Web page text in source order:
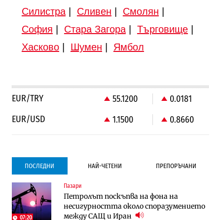
Силистра| Сливен Смолян
София
Стара Загора| Търговище|
Хасково| Шумен Ямбол
EUR/TRY 55.1200
0.0181
EUR/USD
1.1500 0.8660
ПОСЛЕДНИ НАЙ-ЧЕТЕНИ ПРЕПОРЪЧАНИ
07:20
Пазари
Петролът поскъпва на фона на
несигурността около споразумението
между САЩ и Иран
Градоустройство
Столична община избра изпълнител за
преместването на трамвайното
трасе по бул. „Скобелев“
Градоустройство
Столична община избра изпълнител за
преместването на трамвайното
трасе по бул. „Скобелев“